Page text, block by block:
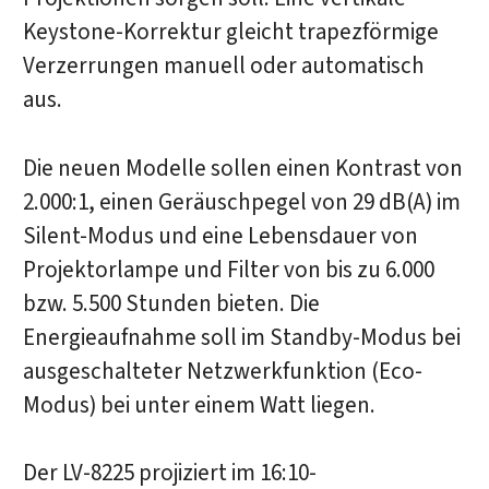
Keystone-Korrektur gleicht trapezförmige
Verzerrungen manuell oder automatisch
aus.
Die neuen Modelle sollen einen Kontrast von
2.000:1, einen Geräuschpegel von 29 dB(A) im
Silent-Modus und eine Lebensdauer von
Projektorlampe und Filter von bis zu 6.000
bzw. 5.500 Stunden bieten. Die
Energieaufnahme soll im Standby-Modus bei
ausgeschalteter Netzwerkfunktion (Eco-
Modus) bei unter einem Watt liegen.
Der LV-8225 projiziert im 16:10-